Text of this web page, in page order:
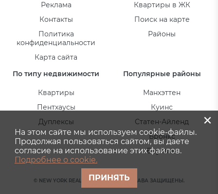
Реклама
Контакты
Политика
конфиденциальности
Карта сайта
Квартиры в ЖК
Поиск на карте
Районы
По типу недвижимости
Квартиры
Пентхаусы
Дуплексы
Популярные районы
Манхэттен
Куинс
Статен-Айленд
Бронкс
Бруклин
© NEW YORK REAL ESTATE 2026. ВСЕ ПРАВА ЗАЩИЩЕНЫ.
×
На этом сайте мы используем cookie-файлы.
Продолжая пользоваться сайтом, вы даете
согласие на использование этих файлов.
Подробнее о cookie.
ПРИНЯТЬ